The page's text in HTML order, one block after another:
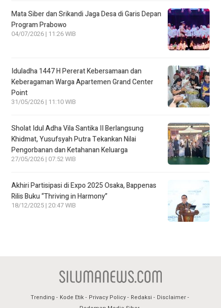
Mata Siber dan Srikandi Jaga Desa di Garis Depan
Program Prabowo
04/07/2026 | 11:26 WIB
Iduladha 1447 H Pererat Kebersamaan dan
Keberagaman Warga Apartemen Grand Center
Point
31/05/2026 | 11:10 WIB
Sholat Idul Adha Vila Santika II Berlangsung
Khidmat, Yusufsyah Putra Tekankan Nilai
Pengorbanan dan Ketahanan Keluarga
27/05/2026 | 07:52 WIB
Akhiri Partisipasi di Expo 2025 Osaka, Bappenas
Rilis Buku “Thriving in Harmony”
18/12/2025 | 20:47 WIB
Trending Kode Etik Privacy Policy Redaksi
Disclaimer